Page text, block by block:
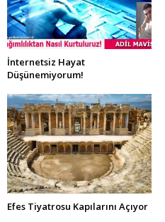
İnternetsiz Hayat
Düşünemiyorum!
Efes Tiyatrosu Kapılarını Açıyor